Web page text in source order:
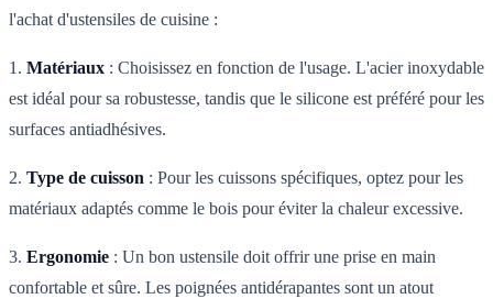
l'achat d'ustensiles de cuisine :
1. Matériaux : Choisissez en fonction de l'usage. L'acier inoxydable
est idéal pour sa robustesse, tandis que le silicone est préféré pour les
surfaces antiadhésives.
2. Type de cuisson : Pour les cuissons spécifiques, optez pour les
matériaux adaptés comme le bois pour éviter la chaleur excessive.
3. Ergonomie : Un bon ustensile doit offrir une prise en main
confortable et sûre. Les poignées antidérapantes sont un atout